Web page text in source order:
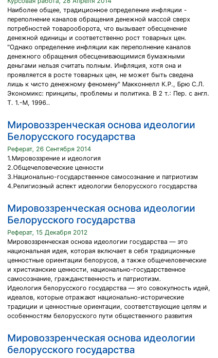
Наиболее общее, традиционное определение инфляции -
переполнение каналов обращения денежной массой сверх
потребностей товарооборота, что вызывает обесценение
денежной единицы и соответственно рост товарных цен.
"Однако определение инфляции как переполнение каналов
денежного обращения обесценивающимися бумажными
деньгами нельзя считать полным. Инфляция, хотя она и
проявляется в росте товарных цен, не может быть сведена
лишь к чисто денежному феномену" Макконнелл К.Р., Брю С.Л.
Экономикс: принципы, проблемы и политика. В 2 т.: Пер. с англ.
Т. 1.-М, 1996..
Мировоззренческая основа идеологии
Белорусского государства
Реферат, 26 Сентября 2014
1.Мировоззрение и идеология
2.Общечеловеческие ценности
3.Национально-государственное самосознание и патриотизм
4.Религиозный аспект идеологии белорусского государства
Мировоззренческая основа идеологии
Белорусского государства
Реферат, 15 Декабря 2012
Мировоззренческая основа идеологии государства — это
национальная идея, которая включает в себя традиционные
ценностные ориентации белорусов, а также общечеловеческие
и христианские ценности, национально-государственное
самосознание, гражданственность и патриотизм.
Идеология белорусского государства — это совокупность идей,
идеалов, которые отражают национально-исторические
традиции и ценностные ориентации, соответствующие целям и
особенностям белорусского пути общественного развития
Мировоззренческая основа идеологии
белорусского государства